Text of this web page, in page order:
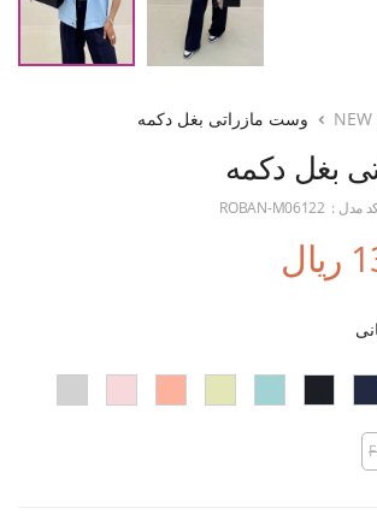
NEW وست مازراتی بغل دکمه
بغل دکمه
مدل : ROBAN-M06122